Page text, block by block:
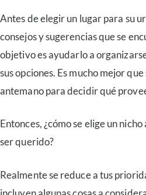
Antes de elegir un lugar para su
consejos y sugerencias que se
objetivo es ayudarlo a
sus opciones. Es mucho mejor
antemano para decidir qué
Entonces, ¿cómo se elige un
ser querido?
Realmente se reduce a tus